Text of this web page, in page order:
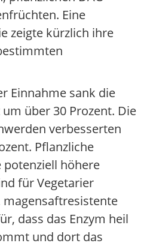
Eine
zeigte kürzlich ihre
Einnahme sank die
über 30 Prozent. Die
verbesserten
Pflanzliche
potenziell höhere
für Vegetarier
magensaftresistente
dass das Enzym heil
und dort das